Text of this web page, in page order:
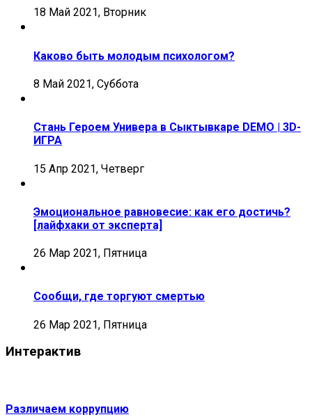
18 Май 2021, Вторник
Каково быть молодым психологом?
8 Май 2021, Суббота
Стань Героем Универа в Сыктывкаре DEMO | 3D-
ИГРА
15 Апр 2021, Четверг
Эмоциональное равновесие: как его достичь?
[лайфхаки от эксперта]
26 Мар 2021, Пятница
Сообщи, где торгуют смертью
26 Мар 2021, Пятница
Интерактив
Различаем коррупцию